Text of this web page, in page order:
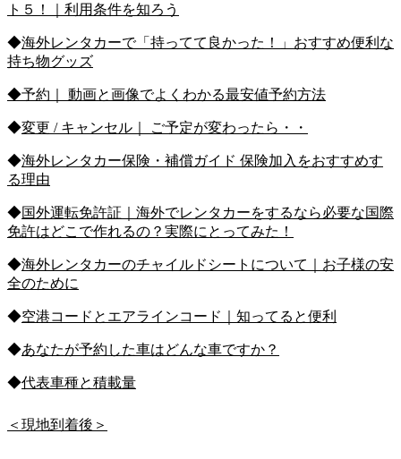
ト５！｜利用条件を知ろう
◆海外レンタカーで「持ってて良かった！」おすすめ便利な
持ち物グッズ
◆予約｜ 動画と画像でよくわかる最安値予約方法
◆変更 / キャンセル｜ ご予定が変わったら・・
◆海外レンタカー保険・補償ガイド 保険加入をおすすめす
る理由
◆国外運転免許証｜海外でレンタカーをするなら必要な国際
免許はどこで作れるの？実際にとってみた！
◆海外レンタカーのチャイルドシートについて｜お子様の安
全のために
◆空港コードとエアラインコード｜知ってると便利
◆あなたが予約した車はどんな車ですか？
◆代表車種と積載量
＜現地到着後＞